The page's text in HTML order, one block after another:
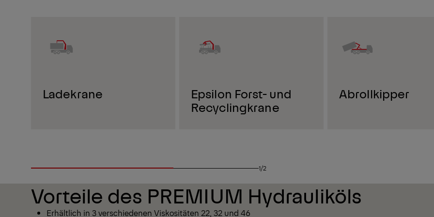
Ladekrane
Epsilon Forst- und
Recyclingkrane
Abrollkipper
1/2
Vorteile des PREMIUM Hydrauliköls
Erhältlich in 3 verschiedenen Viskositäten 22, 32 und 46